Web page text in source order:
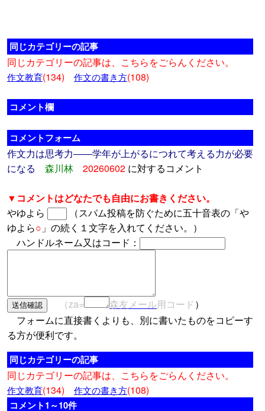
同じカテゴリーの記事
同じカテゴリーの記事は、こちらをごらんください。
作文教育(134) 作文の書き方(108)
コメント欄
コメントフォーム
作文力は思考力――学年が上がるにつれて考える力が必要
になる
森川林 20260602 に対するコメント
▼コメントはどなたでも自由にお書きください。
やゆよら
（スパム投稿を防ぐために五十音表の「や
ゆよら○ 」の続く１文字を入れてください。）
ハンドルネーム又はコード：
（za= 森友メール用コード）
フォームに直接書くよりも、別に書いたものをコピーす
る方が便利です。
同じカテゴリーの記事
同じカテゴリーの記事は、こちらをごらんください。
作文教育(134) 作文の書き方(108)
コメント1～10件